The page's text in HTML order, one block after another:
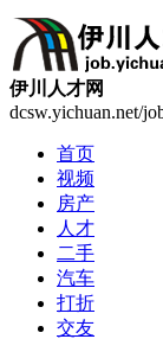
伊川人才网
dcsw.yichuan.net/
首页
视频
房产
人才
二手
汽车
打折
交友